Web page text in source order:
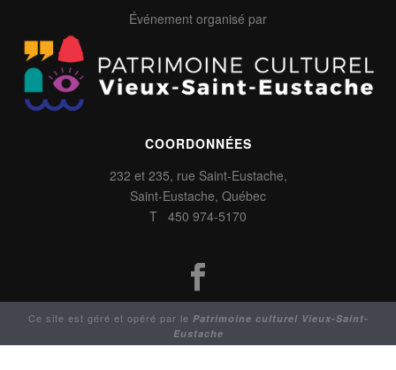
Événement organisé par
COORDONNÉES
232 et 235, rue Saint-Eustache,
Saint-Eustache, Québec
T 450 974-5170
Ce site est géré et opéré par le Patrimoine culturel Vieux-Saint-
Eustache